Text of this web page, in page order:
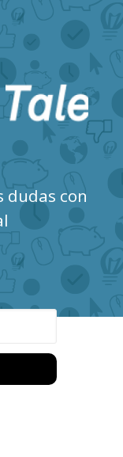
de
dudas con